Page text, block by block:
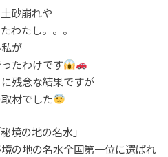
砂崩れや
わたし。。。
が
たわけです
残念な結果ですが
材でした
境の地の名水」
の地の名水全国第一位に選ばれ